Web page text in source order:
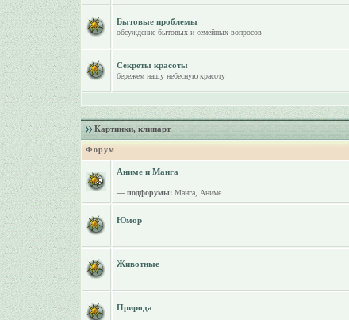
Бытовые проблемы
обсуждение бытовых и семейных вопросов
Секреты красоты
бережем нашу небесную красоту
Картинки, клипарт
Форум
Аниме и Манга
— подфорумы: Манга, Аниме
Юмор
Животные
Природа